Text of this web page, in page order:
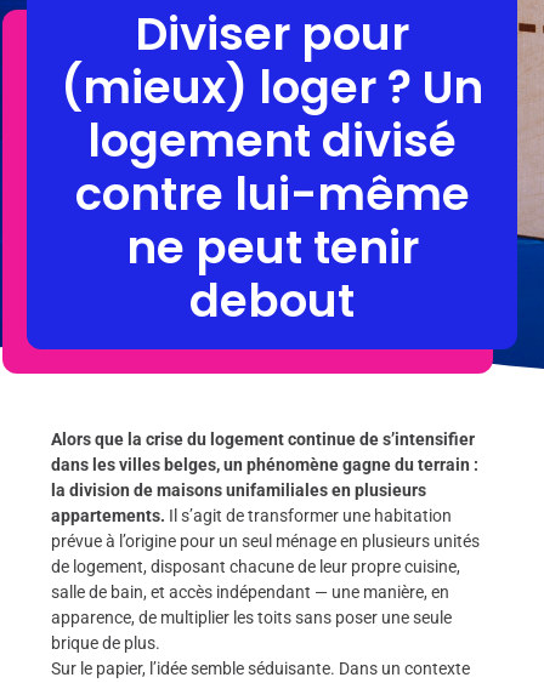
Diviser pour
(mieux) loger ? Un
logement divisé
contre lui-même
ne peut tenir
debout
Alors que la crise du logement continue de s’intensifier
dans les villes belges, un phénomène gagne du terrain :
la division de maisons unifamiliales en plusieurs
appartements. Il s’agit de transformer une habitation
prévue à l’origine pour un seul ménage en plusieurs unités
de logement, disposant chacune de leur propre cuisine,
salle de bain, et accès indépendant — une manière, en
apparence, de multiplier les toits sans poser une seule
brique de plus.
Sur le papier, l’idée semble séduisante. Dans un contexte